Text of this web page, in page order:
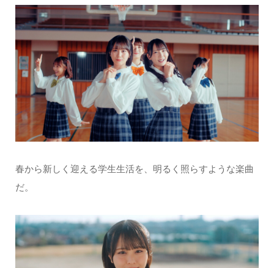
春から新しく迎える学生生活を、明るく照らすような楽曲
だ。